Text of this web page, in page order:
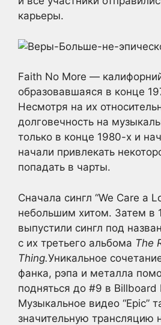
карьеры.
Faith No More —
образовавшаяся в конце
Несмотря на их
долговечность на
только в конце 1980-х и
начали привлекать
попадать в чарты.
Сначала сингл “We Care a
небольшим хитом. Затем в
выпустили сингл под
с их третьего альбома The
Thing.Уникальное
фанка, рэпа и металла
подняться до #9 в Billboard
Музыкальное видео “Epic”
значительную трансляцию